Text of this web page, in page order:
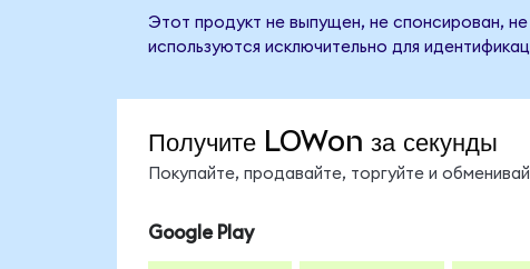
Этот продукт не выпущен, не спонсирован,
используются исключительно для
Получите LOWon за секунды
Покупайте, продавайте, торгуйте и
Google Play